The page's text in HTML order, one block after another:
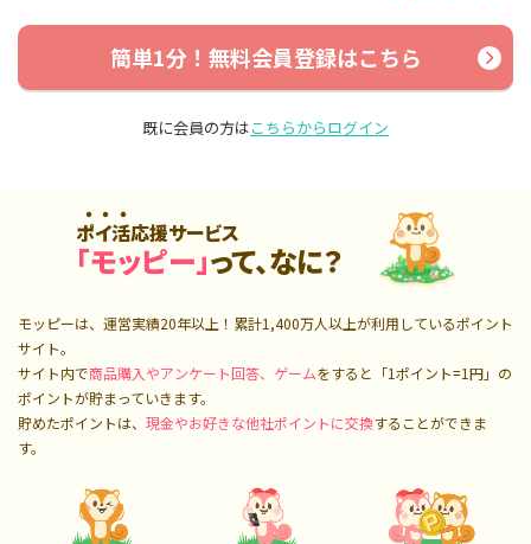
簡単1分！無料会員登録はこちら
既に会員の方はこちらからログイン
ポイ活応援サービス
「モッピー」って、なに？
モッピーは、運営実績20年以上！累計1,400万人以上が利用しているポイント
サイト。
サイト内で商品購入やアンケート回答、ゲームをすると「1ポイント=1円」の
ポイントが貯まっていきます。
貯めたポイントは、 現金やお好きな他社ポイントに交換することができま
す。